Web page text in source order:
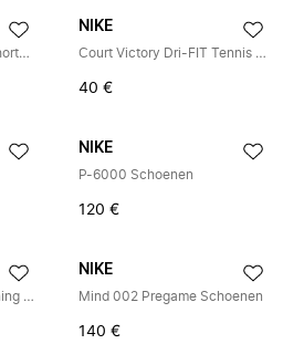
Nigeria Energy Dri-FIT Short-Sleeve Voetbalshirt
NIKE
Court Victory Dri-FIT Tennis Top
40 €
NIKE
P-6000 Schoenen
120 €
Stride Dri-FIT Lined Running Shorts
NIKE
Mind 002 Pregame Schoenen
140 €